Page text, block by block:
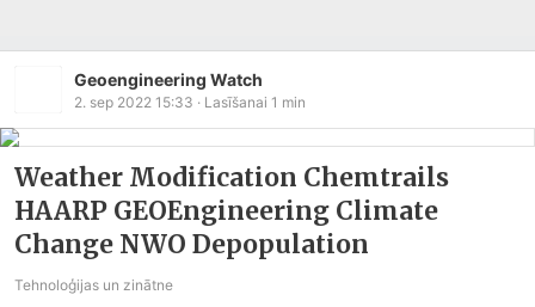
Geoengineering Watch
2. sep 2022 15:33 · Lasīšanai 1 min
Weather Modification Chemtrails
HAARP GEOEngineering Climate
Change NWO Depopulation
Tehnoloģijas un zinātne